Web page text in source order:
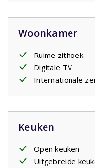
Woonkamer
Ruime zithoek
Digitale TV
Internationale
Keuken
Open keuken
Uitgebreide